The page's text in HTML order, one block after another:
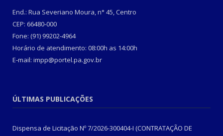
End.: Rua Severiano Moura, n° 45, Centro
CEP: 66480-000
Fone: (91) 99202-4964
Horário de atendimento: 08:00h as 14:00h
E-mail: impp@portel.pa.gov.br
ÚLTIMAS PUBLICAÇÕES
Dispensa de Licitação Nº 7/2026-300404-I (CONTRATAÇÃO DE